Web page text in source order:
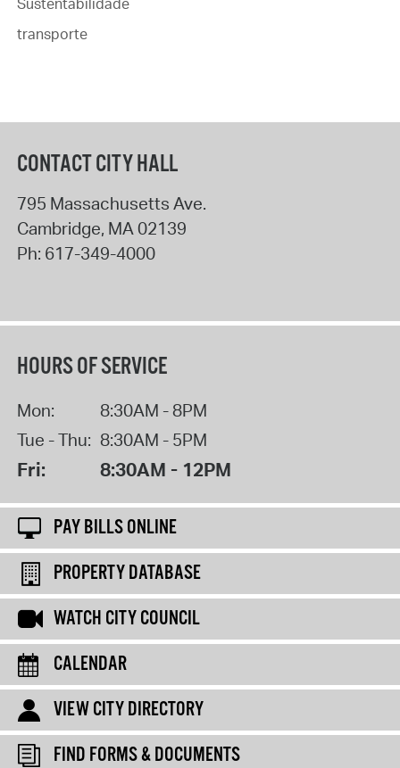
transporte
CONTACT CITY HALL
795 Massachusetts Ave.
Cambridge, MA02139
Ph: 617-349-4000
HOURS OF SERVICE
Mon:
8:30AM - 8PM
Tue - Thu: 8:30AM - 5PM
Fri: 8:30AM - 12PM
PAY BILLS ONLINE
PROPERTY DATABASE
WATCH CITY COUNCIL
CALENDAR
VIEW CITY DIRECTORY
FIND FORMS & DOCUMENTS